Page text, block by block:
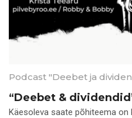
Podcast "Deebet ja
“Deebet &
Käesoleva saate põhiteema